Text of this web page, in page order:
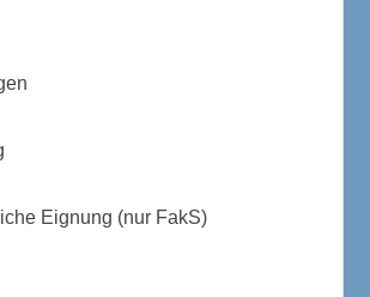
Eignung (nur FakS)